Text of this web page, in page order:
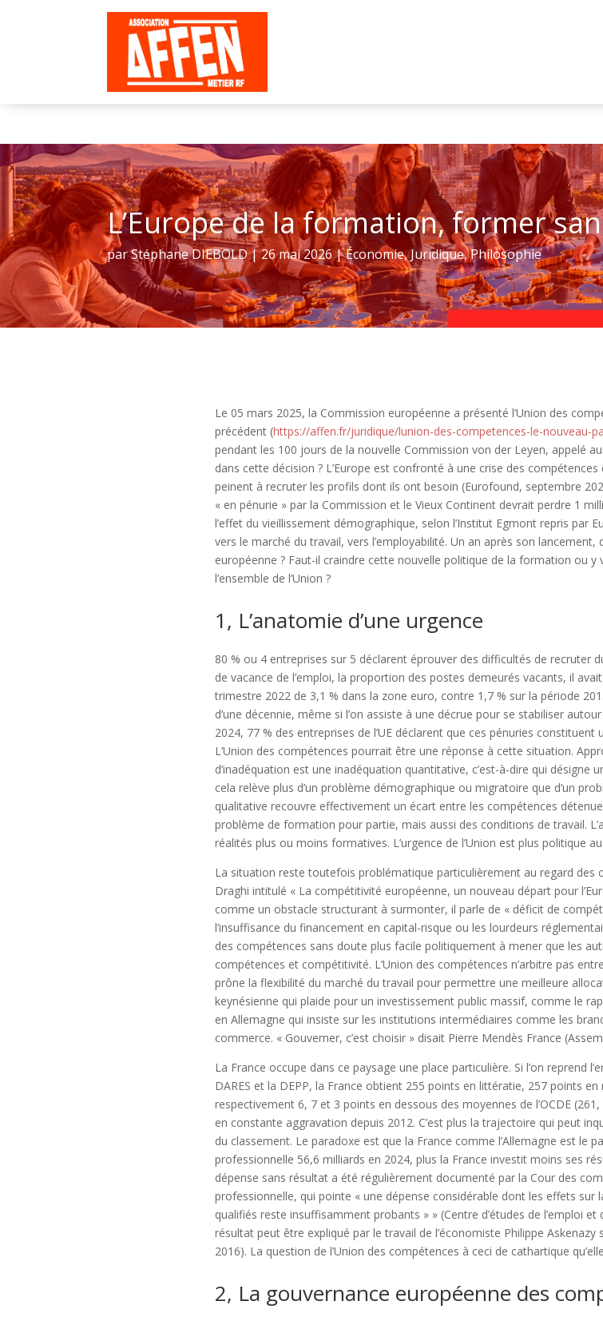
L’Europe de la formation, former
parStéphane DIEBOLD|26 mai 2026|Économie,Juridique,Philosophie
Le 05 mars 2025, la Commission européenne a présenté l’Union des
précédent (https://affen.fr/juridique/lunion-des-competences-le-nouveau-
pendant les 100 jours de la nouvelle Commission von der Leyen, appelé
dans cette décision ? L’Europe est confronté à une crise des
peinent à recruter les profils dont ils ont besoin (Eurofound, septembre
« en pénurie » par la Commission et le Vieux Continent devrait perdre 1
l’effet du vieillissement démographique, selon l’Institut Egmont repris par
vers le marché du travail, vers l’employabilité. Un an après son
européenne ? Faut-il craindre cette nouvelle politique de la formation ou
l’ensemble de l’Union ?
1, L’anatomie d’une urgence
80 % ou 4 entreprises sur 5 déclarent éprouver des difficultés de recruter
de vacance de l’emploi, la proportion des postes demeurés vacants, il
trimestre 2022 de 3,1 % dans la zone euro, contre 1,7 % sur la période
d’une décennie, même si l’on assiste à une décrue pour se stabiliser
2024, 77 % des entreprises de l’UE déclarent que ces pénuries
L’Union des compétences pourrait être une réponse à cette situation.
d’inadéquation est une inadéquation quantitative, c’est-à-dire qui désigne
cela relève plus d’un problème démographique ou migratoire que d’un
qualitative recouvre effectivement un écart entre les compétences
problème de formation pour partie, mais aussi des conditions de travail.
réalités plus ou moins formatives. L’urgence de l’Union est plus politique
La situation reste toutefois problématique particulièrement au regard des
Draghi intitulé « La compétitivité européenne, un nouveau départ pour
comme un obstacle structurant à surmonter, il parle de « déficit de
l’insuffisance du financement en capital-risque ou les lourdeurs
des compétences sans doute plus facile politiquement à mener que les
compétences et compétitivité. L’Union des compétences n’arbitre pas
prône la flexibilité du marché du travail pour permettre une meilleure
keynésienne qui plaide pour un investissement public massif, comme le
en Allemagne qui insiste sur les institutions intermédiaires comme les
commerce. « Gouverner, c’est choisir » disait Pierre Mendès France
La France occupe dans ce paysage une place particulière. Si l’on reprend
DARES et la DEPP, la France obtient 255 points en littératie, 257 points
respectivement 6, 7 et 3 points en dessous des moyennes de l’OCDE
en constante aggravation depuis 2012. C’est plus la trajectoire qui peut
du classement. Le paradoxe est que la France comme l’Allemagne est le
professionnelle 56,6 milliards en 2024, plus la France investit moins ses
dépense sans résultat a été régulièrement documenté par la Cour des
professionnelle, qui pointe « une dépense considérable dont les effets
qualifiés reste insuffisamment probants » » (Centre d’études de l’emploi
résultat peut être expliqué par le travail de l’économiste Philippe
2016). La question de l’Union des compétences à ceci de cathartique
2, La gouvernance européenne des